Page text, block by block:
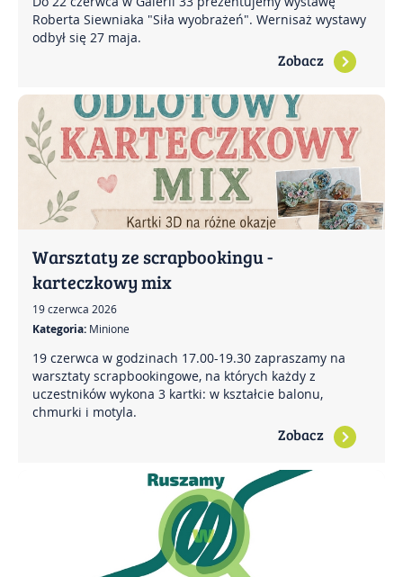
Roberta Siewniaka "Siła wyobrażeń". Wernisaż wystawy
odbył się 27 maja.
Zobacz
Warsztaty ze scrapbookingu -
karteczkowy mix
19 czerwca 2026
Kategoria: Minione
19 czerwca w godzinach 17.00-19.30 zapraszamy na
warsztaty scrapbookingowe, na których każdy z
uczestników wykona 3 kartki: w kształcie balonu,
chmurki i motyla.
Zobacz